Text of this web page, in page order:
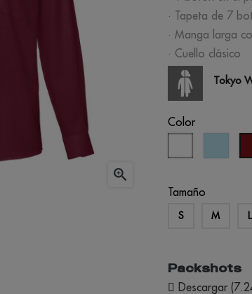

· Tapeta de 7
· Manga larga
· Cuello clásico
Tokyo
Color
cielo
Tamaño
S M L
Packshots
Descargar